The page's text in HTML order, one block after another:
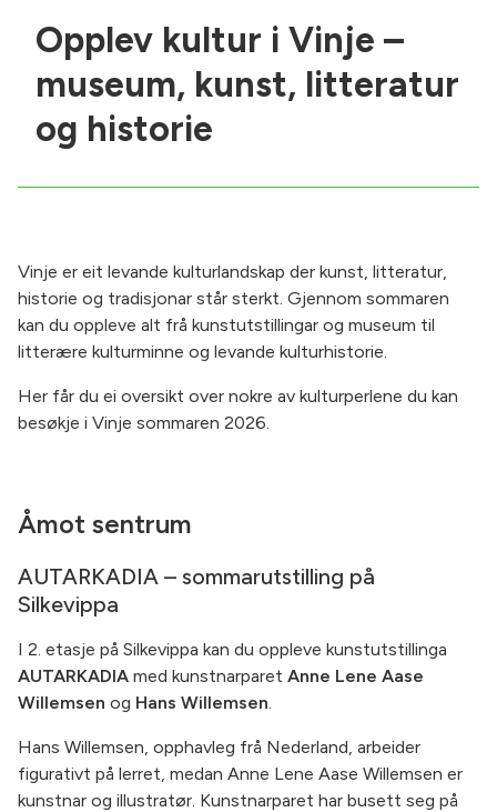
Opplev kultur i Vinje –
museum, kunst, litteratur
og historie
Vinje er eit levande kulturlandskap der kunst, litteratur,
historie og tradisjonar står sterkt. Gjennom sommaren
kan du oppleve alt frå kunstutstillingar og museum til
litterære kulturminne og levande kulturhistorie.
Her får du ei oversikt over nokre av kulturperlene du kan
besøkje i Vinje sommaren 2026.
Åmot sentrum
AUTARKADIA – sommarutstilling på
Silkevippa
I 2. etasje på Silkevippa kan du oppleve kunstutstillinga
AUTARKADIA med kunstnarparet Anne Lene Aase
Willemsen og Hans Willemsen.
Hans Willemsen, opphavleg frå Nederland, arbeider
figurativt på lerret, medan Anne Lene Aase Willemsen er
kunstnar og illustratør. Kunstnarparet har busett seg på